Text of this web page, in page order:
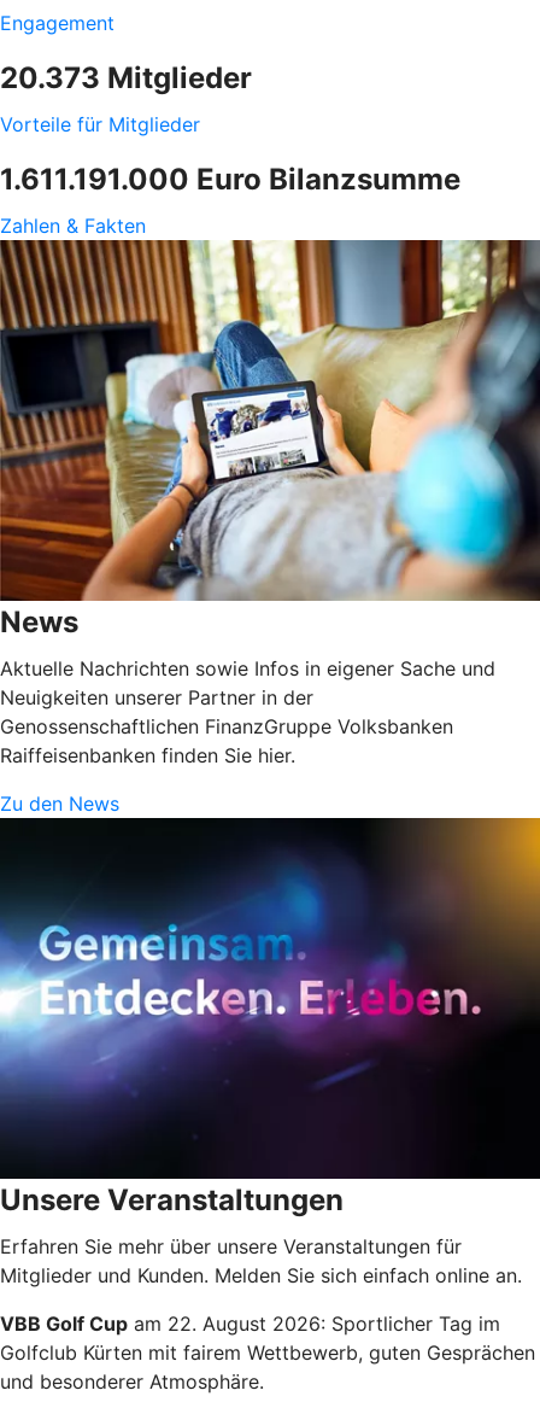
Engagement
20.373 Mitglieder
Vorteile für Mitglieder
1.611.191.000 Euro Bilanzsumme
Zahlen & Fakten
News
Aktuelle Nachrichten sowie Infos in eigener Sache und
Neuigkeiten unserer Partner in der
Genossenschaftlichen FinanzGruppe Volksbanken
Raiffeisenbanken finden Sie hier.
Zu den News
Unsere Veranstaltungen
Erfahren Sie mehr über unsere Veranstaltungen für
Mitglieder und Kunden. Melden Sie sich einfach online an.
VBB Golf Cup am 22. August 2026: Sportlicher Tag im
Golfclub Kürten mit fairem Wettbewerb, guten Gesprächen
und besonderer Atmosphäre.